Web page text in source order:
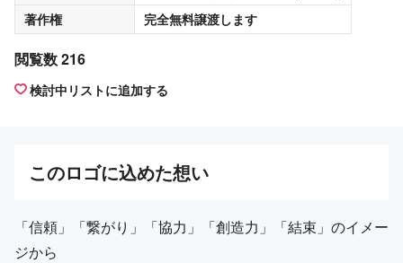
著作権
完全無料譲渡します
閲覧数 216
検討中リストに追加する
このロゴに込めた想い
「信頼」「繋がり」「協力」「創造力」「結束」のイメー
ジから